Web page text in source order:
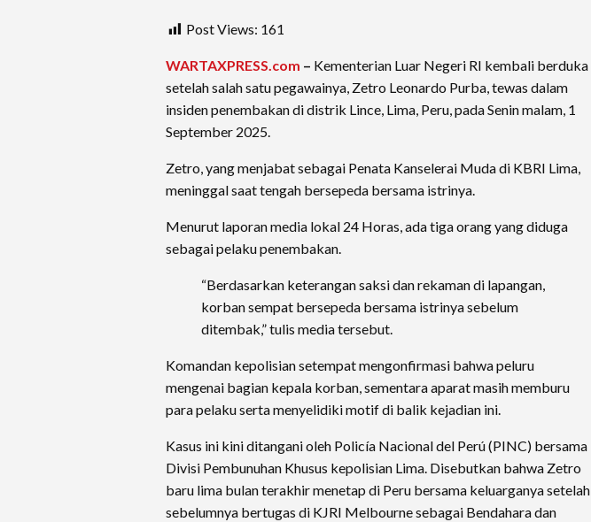
Post Views: 161
WARTAXPRESS.com – Kementerian Luar Negeri RI kembali berduka
setelah salah satu pegawainya, Zetro Leonardo Purba, tewas dalam
insiden penembakan di distrik Lince, Lima, Peru, pada Senin malam, 1
September 2025.
Zetro, yang menjabat sebagai Penata Kanselerai Muda di KBRI Lima,
meninggal saat tengah bersepeda bersama istrinya.
Menurut laporan media lokal 24 Horas, ada tiga orang yang diduga
sebagai pelaku penembakan.
“Berdasarkan keterangan saksi dan rekaman di lapangan,
korban sempat bersepeda bersama istrinya sebelum
ditembak,” tulis media tersebut.
Komandan kepolisian setempat mengonfirmasi bahwa peluru
mengenai bagian kepala korban, sementara aparat masih memburu
para pelaku serta menyelidiki motif di balik kejadian ini.
Kasus ini kini ditangani oleh Policía Nacional del Perú (PINC) bersama
Divisi Pembunuhan Khusus kepolisian Lima. Disebutkan bahwa Zetro
baru lima bulan terakhir menetap di Peru bersama keluarganya setelah
sebelumnya bertugas di KJRI Melbourne sebagai Bendahara dan